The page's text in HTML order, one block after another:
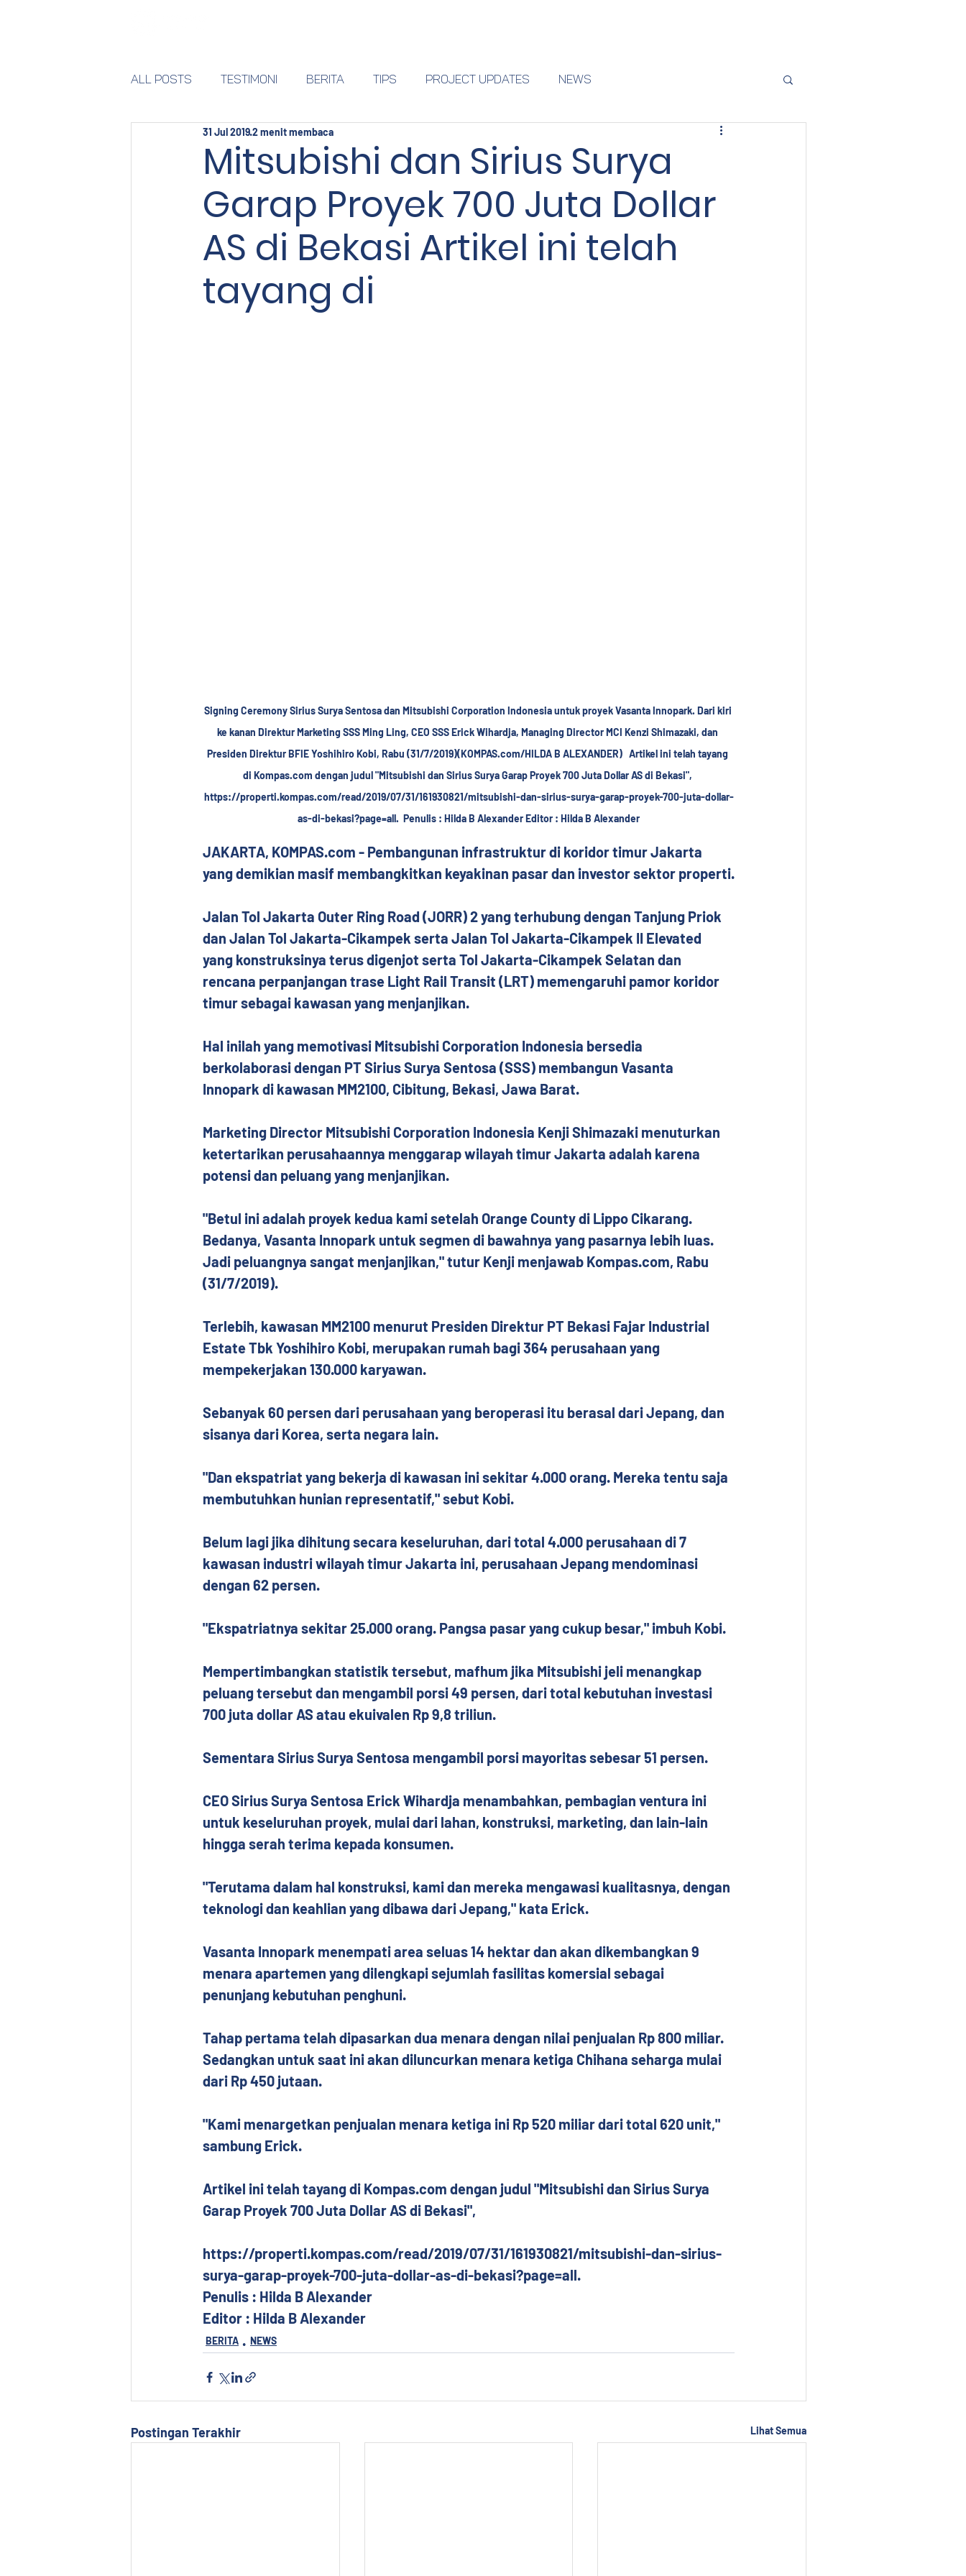
All Posts Testimoni BERITA Tips Project Updates NEWS
Mitsubishi dan Sirius Surya
Garap Proyek 700 Juta Dollar
AS di Bekasi Artikel ini telah
tayang di
31 Jul 20192 menit membaca
Signing Ceremony Sirius Surya Sentosa dan Mitsubishi Corporation Indonesia untuk proyek Vasanta Innopark. Dari kiri
ke kanan Direktur Marketing SSS Ming Ling, CEO SSS Erick Wihardja, Managing Director MCI Kenzi Shimazaki, dan
Presiden Direktur BFIE Yoshihiro Kobi, Rabu (31/7/2019)(KOMPAS.com/HILDA B ALEXANDER)   Artikel ini telah tayang
di Kompas.com dengan judul "Mitsubishi dan Sirius Surya Garap Proyek 700 Juta Dollar AS di Bekasi",
https://properti.kompas.com/read/2019/07/31/161930821/mitsubishi-dan-sirius-surya-garap-proyek-700-juta-dollar-
as-di-bekasi?page=all.  Penulis : Hilda B Alexander Editor : Hilda B Alexander
JAKARTA, KOMPAS.com - Pembangunan infrastruktur di koridor timur Jakarta
yang demikian masif membangkitkan keyakinan pasar dan investor sektor properti.
Jalan Tol Jakarta Outer Ring Road (JORR) 2 yang terhubung dengan Tanjung Priok
dan Jalan Tol Jakarta-Cikampek serta Jalan Tol Jakarta-Cikampek II Elevated
yang konstruksinya terus digenjot serta Tol Jakarta-Cikampek Selatan dan
rencana perpanjangan trase Light Rail Transit (LRT) memengaruhi pamor koridor
timur sebagai kawasan yang menjanjikan.
Hal inilah yang memotivasi Mitsubishi Corporation Indonesia bersedia
berkolaborasi dengan PT Sirius Surya Sentosa (SSS) membangun Vasanta
Innopark di kawasan MM2100, Cibitung, Bekasi, Jawa Barat.
Marketing Director Mitsubishi Corporation Indonesia Kenji Shimazaki menuturkan
ketertarikan perusahaannya menggarap wilayah timur Jakarta adalah karena
potensi dan peluang yang menjanjikan.
"Betul ini adalah proyek kedua kami setelah Orange County di Lippo Cikarang.
Bedanya, Vasanta Innopark untuk segmen di bawahnya yang pasarnya lebih luas.
Jadi peluangnya sangat menjanjikan," tutur Kenji menjawab Kompas.com, Rabu
(31/7/2019).
Terlebih, kawasan MM2100 menurut Presiden Direktur PT Bekasi Fajar Industrial
Estate Tbk Yoshihiro Kobi, merupakan rumah bagi 364 perusahaan yang
mempekerjakan 130.000 karyawan.
Sebanyak 60 persen dari perusahaan yang beroperasi itu berasal dari Jepang, dan
sisanya dari Korea, serta negara lain.
"Dan ekspatriat yang bekerja di kawasan ini sekitar 4.000 orang. Mereka tentu saja
membutuhkan hunian representatif," sebut Kobi.
Belum lagi jika dihitung secara keseluruhan, dari total 4.000 perusahaan di 7
kawasan industri wilayah timur Jakarta ini, perusahaan Jepang mendominasi
dengan 62 persen.
"Ekspatriatnya sekitar 25.000 orang. Pangsa pasar yang cukup besar," imbuh Kobi.
Mempertimbangkan statistik tersebut, mafhum jika Mitsubishi jeli menangkap
peluang tersebut dan mengambil porsi 49 persen, dari total kebutuhan investasi
700 juta dollar AS atau ekuivalen Rp 9,8 triliun.
Sementara Sirius Surya Sentosa mengambil porsi mayoritas sebesar 51 persen.
CEO Sirius Surya Sentosa Erick Wihardja menambahkan, pembagian ventura ini
untuk keseluruhan proyek, mulai dari lahan, konstruksi, marketing, dan lain-lain
hingga serah terima kepada konsumen.
"Terutama dalam hal konstruksi, kami dan mereka mengawasi kualitasnya, dengan
teknologi dan keahlian yang dibawa dari Jepang," kata Erick.
Vasanta Innopark menempati area seluas 14 hektar dan akan dikembangkan 9
menara apartemen yang dilengkapi sejumlah fasilitas komersial sebagai
penunjang kebutuhan penghuni.
Tahap pertama telah dipasarkan dua menara dengan nilai penjualan Rp 800 miliar.
Sedangkan untuk saat ini akan diluncurkan menara ketiga Chihana seharga mulai
dari Rp 450 jutaan.
"Kami menargetkan penjualan menara ketiga ini Rp 520 miliar dari total 620 unit,"
sambung Erick.
Artikel ini telah tayang di Kompas.com dengan judul "Mitsubishi dan Sirius Surya
Garap Proyek 700 Juta Dollar AS di Bekasi",
https://properti.kompas.com/read/2019/07/31/161930821/mitsubishi-dan-sirius-
surya-garap-proyek-700-juta-dollar-as-di-bekasi?page=all.
Penulis : Hilda B Alexander
Editor : Hilda B Alexander
BERITA NEWS
Postingan Terakhir Lihat Semua